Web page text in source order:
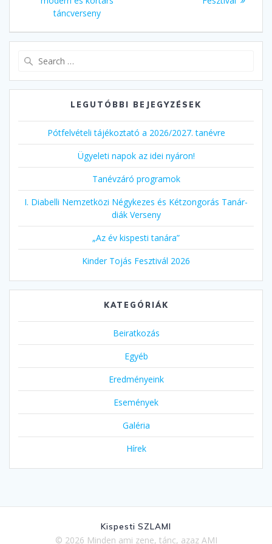
táncverseny
LEGUTÓBBI BEJEGYZÉSEK
Pótfelvételi tájékoztató a 2026/2027. tanévre
Ügyeleti napok az idei nyáron!
Tanévzáró programok
I. Diabelli Nemzetközi Négykezes és Kétzongorás Tanár-
diák Verseny
„Az év kispesti tanára”
Kinder Tojás Fesztivál 2026
KATEGÓRIÁK
Beiratkozás
Egyéb
Eredményeink
Események
Galéria
Hírek
Kispesti SZLAMI
© 2026 Minden ami zene, tánc, azaz AMI